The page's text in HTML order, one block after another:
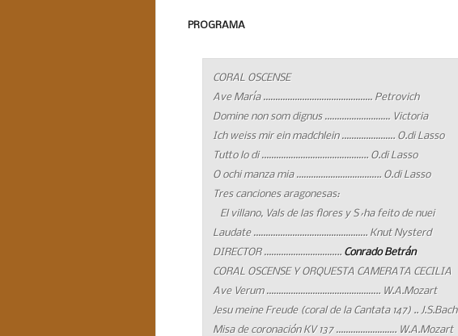
PROGRAMA
CORAL OSCENSE
Ave María ……………………………………… Petrovich
Domine non som dignus ……………………… Victoria
Ich weiss mir ein madchlein …………………. O.di Lasso
Tutto lo di …………………………………….. O.di Lasso
O ochi manza mia …………………………….. O.di Lasso
Tres canciones aragonesas:
El villano, Vals de las flores y S´ha feito de nuei
Laudate ……………………………………….. Knut Nysterd
DIRECTOR ………………………….. Conrado Betrán
CORAL OSCENSE Y ORQUESTA CAMERATA CECILIA
Ave Verum ……………………………………….. W.A.Mozart
Jesu meine Freude (coral de la Cantata 147) .. J.S.Bach
Misa de coronación KV 137 ……………………. W.A.Mozart